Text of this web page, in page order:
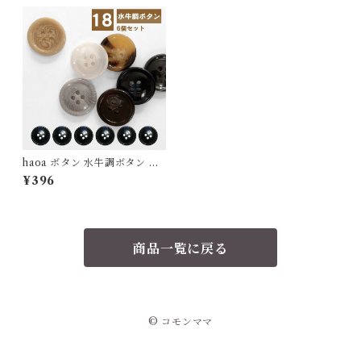
haoa ボタン 水牛調ボタン 水
牛角風 樹脂ボタンスーツボタ
ンスーツ コート ジャケット 四
¥396
商品一覧に戻る
© コモンママ